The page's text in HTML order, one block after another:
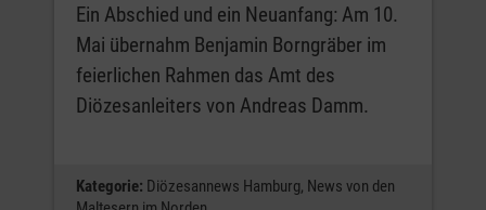
Ein Abschied und ein Neuanfang: Am 10.
Mai übernahm Benjamin Borngräber im
feierlichen Rahmen das Amt des
Diözesanleiters von Andreas Damm.
Kategorie: Diözesannews Hamburg, News von den